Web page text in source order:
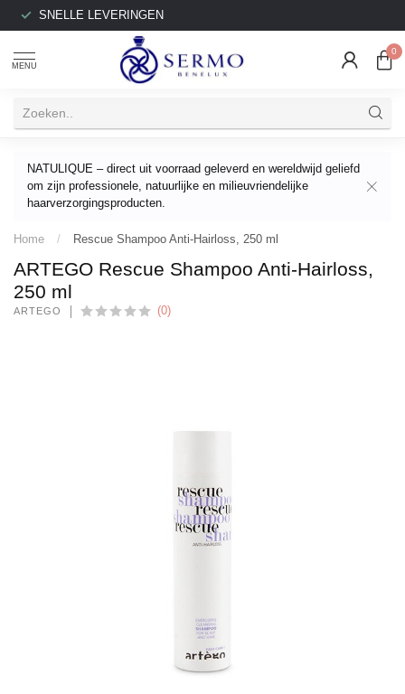
SNELLE LEVERINGEN
MENU
0
NATULIQUE – direct uit voorraad geleverd en wereldwijd geliefd
om zijn professionele, natuurlijke en milieuvriendelijke
haarverzorgingsproducten.
Home / Rescue Shampoo Anti-Hairloss, 250 ml
ARTEGO Rescue Shampoo Anti-Hairloss,
250 ml
ARTEGO (0)